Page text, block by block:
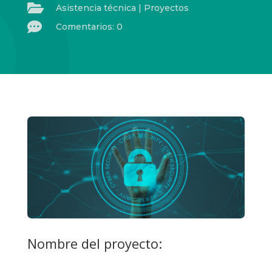
 Asistencia técnica | Proyectos
 Comentarios: 0
Nombre del proyecto: